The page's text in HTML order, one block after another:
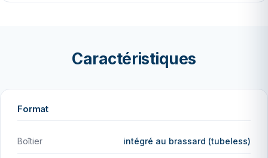
Caractéristiques
Format
Boîtier intégré au brassard (tubeless)